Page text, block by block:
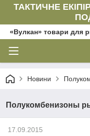
ТАКТИЧНЕ
«Вулкан» товари для
Новини
Полукомбенизоны
17.09.2015